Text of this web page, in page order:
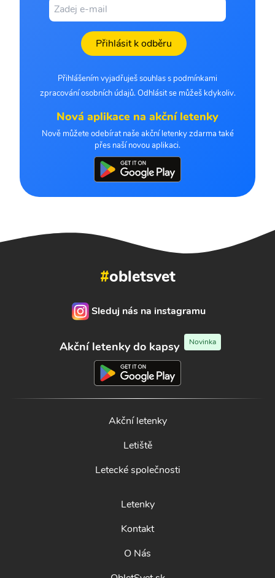
Přihlásit k odběru
Přihlášením vyjadřuješ souhlas s podmínkami
zpracování osobních údajů. Odhlásit se můžeš kdykoliv.
Nová aplikace na akční letenky
Nově můžete odebírat naše akční letenky zdarma také
přes naší novou aplikaci.
#obletsvet
Sleduj nás na instagramu
Akční letenky do kapsy Novinka
Akční letenky
Letiště
Letecké společnosti
Letenky
Kontakt
O Nás